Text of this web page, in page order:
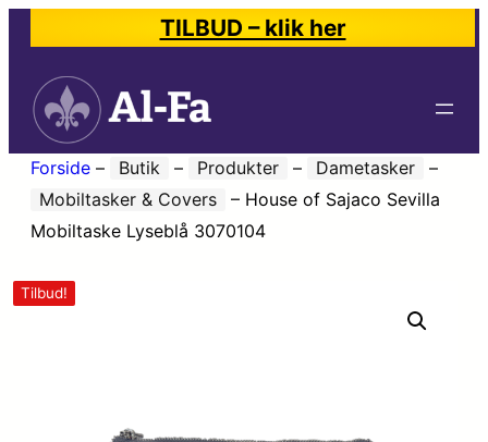
TILBUD – klik her
Forside – Butik – Produkter – Dametasker
–
Mobiltasker & Covers
– House of Sajaco Sevilla
Mobiltaske Lyseblå 3070104
Tilbud!